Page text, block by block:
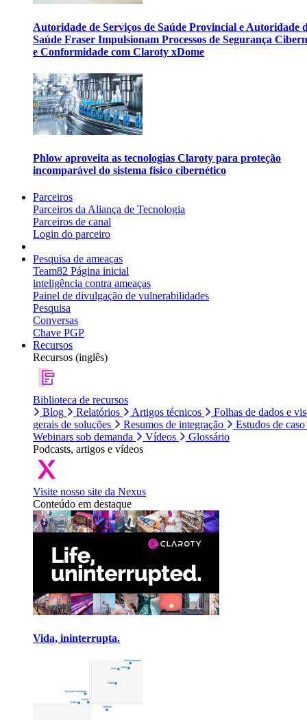
Autoridade de Serviços de Saúde Provincial e Autoridade
Saúde Fraser Impulsionam Processos de Segurança
e Conformidade com Claroty xDome
Phlow aproveita as tecnologias Claroty para proteção
incomparável do sistema físico cibernético
Parceiros
Parceiros da Aliança de Tecnologia
Parceiros de canal
Login do parceiro
Pesquisa de ameaças
Team82 Página inicial
inteligência contra ameaças
Painel de divulgação de vulnerabilidades
Pesquisa
Conversas
Chave PGP
Recursos
Recursos (inglês)
Biblioteca de recursos
Blog
Relatórios Artigos técnicos
Folhas de dados e
gerais de soluções
Resumos de integração
Estudos de caso
Webinars sob demanda
Vídeos
Glossário
Podcasts, artigos e vídeos
Visite nosso site da Nexus
Conteúdo em destaque
Vida, ininterrupta.